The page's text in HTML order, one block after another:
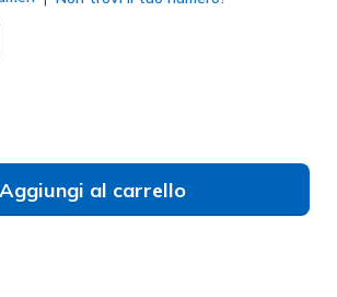
Aggiungi al carrello